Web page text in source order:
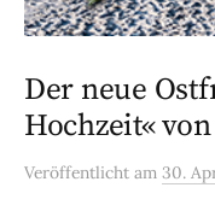
Der neue
Hochzeit«
Veröffentlicht am 30.